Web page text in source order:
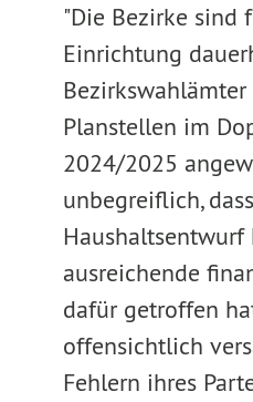
"Die Bezirke sind
Einrichtung
Planstellen im
2024/2025
unbegreiflich,
Haushaltsentwurf
ausreichende
dafür getroffen
offensichtlich
Fehlern ihres